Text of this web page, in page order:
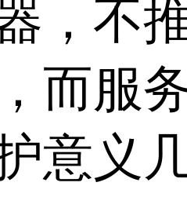
，不
而服
意义